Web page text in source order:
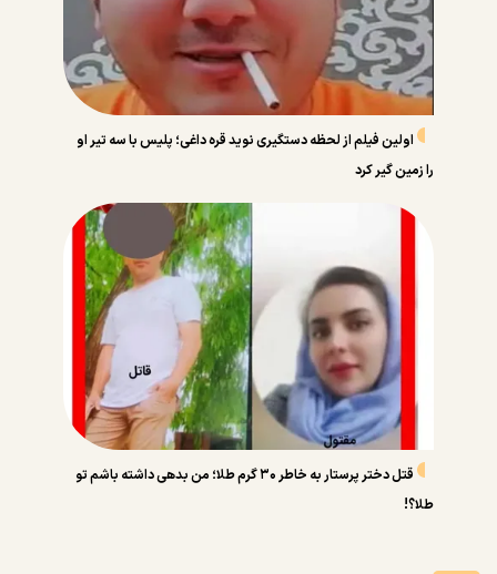
اولین فیلم از لحظه دستگیری نوید قره داغی؛ پلیس با سه تیر او
را زمین گیر کرد
قتل دختر پرستار به خاطر ۳۰ گرم طلا؛ من بدهی داشته باشم تو
طلا؟!